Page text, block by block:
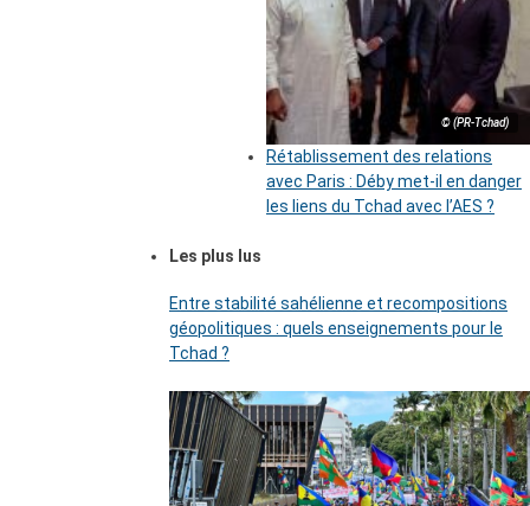
© (PR-Tchad)
Rétablissement des relations
avec Paris : Déby met-il en danger
les liens du Tchad avec l’AES ?
Les plus lus
Entre stabilité sahélienne et recompositions
géopolitiques : quels enseignements pour le
Tchad ?